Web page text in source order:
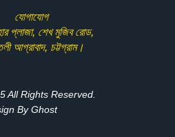
যোগাযোগ
প্লাজা, শেখ মুজিব রোড,
আগ্রাবাদ, চট্টগ্রাম।
All Rights Reserved.
By Ghost